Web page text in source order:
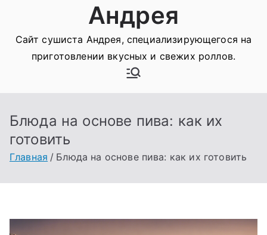
Андрея
Сайт сушиста Андрея, специализирующегося на
приготовлении вкусных и свежих роллов.
Блюда на основе пива: как их
готовить
Главная Блюда на основе пива: как их готовить